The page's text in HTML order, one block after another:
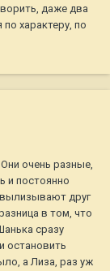
даже два
характеру, по
очень разные,
и постоянно
вылизывают друг
в том, что
сразу
остановить
а Лиза, раз уж